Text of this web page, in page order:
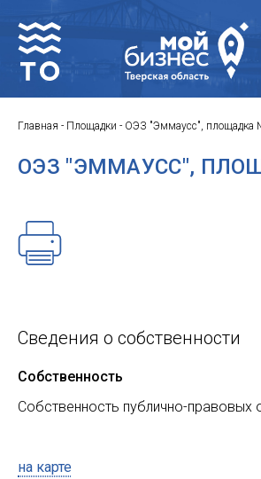
Главная - Площадки - ОЭЗ "Эммаусс", площадка
ОЭЗ "ЭММАУСС",
Сведения о собственности
Собственность
Собственность публично-правовых
на карте